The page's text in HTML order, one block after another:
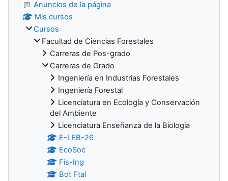
Anuncios de la página
Mis cursos
Cursos
Facultad de Ciencias Forestales
Carreras de Pos-grado
Carreras de Grado
Ingeniería en Industrias Forestales
Ingeniería Forestal
Licenciatura en Ecología y Conservación
del Ambiente
Licenciatura Enseñanza de la Biologia
E-LEB-26
EcoSoc
Fís-Ing
Bot Ftal